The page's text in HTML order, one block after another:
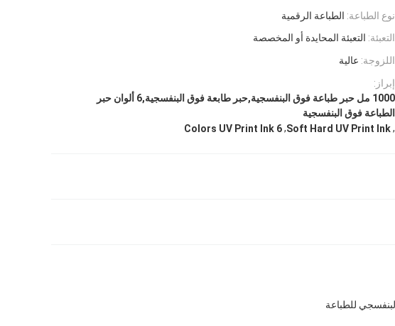
نوع الطباعة: الطباعة الرقمية
التعبئة: التعبئة المحايدة أو المخصصة
اللزوجة: عالية
إبراز:
1000 مل حبر طباعة فوق البنفسجية,حبر طابعة فوق البنفسجية,6 ألوان حبر
الطباعة فوق البنفسجية
,
Soft Hard UV Print Ink
,
6 Colors UV Print Ink